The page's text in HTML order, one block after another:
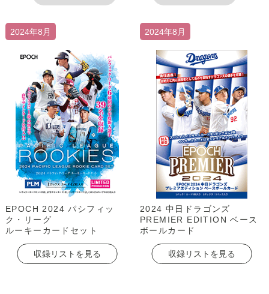
2024年8月
EPOCH 2024 パシフィッ
ク・リーグ
ルーキーカードセット
収録リストを見る
2024年8月
2024 中日ドラゴンズ
PREMIER EDITION ベース
ボールカード
収録リストを見る